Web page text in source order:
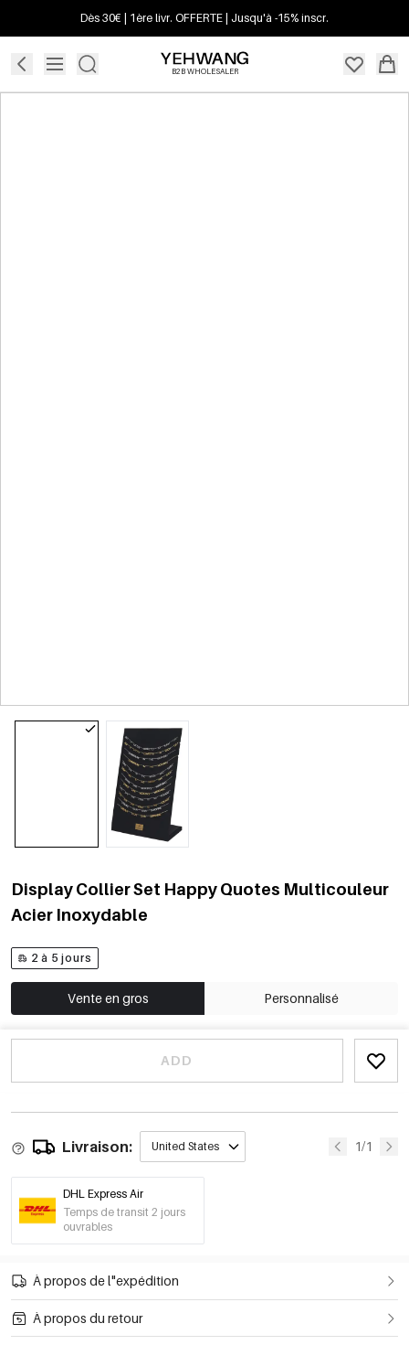
Dès 30€ | 1ère livr. OFFERTE | Jusqu'à -15% inscr.
B2B WHOLESALER
Display Collier Set Happy Quotes Multicouleur
Acier Inoxydable
2 à 5 jours
Vente en gros Personnalisé
ADD
Livraison: United States 1/1
DHL Express Air
Temps de transit 2 jours
ouvrables
À propos de l"expédition
À propos du retour